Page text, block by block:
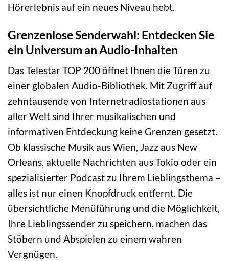
Hörerlebnis auf ein neues Niveau hebt.
Grenzenlose Senderwahl: Entdecken Sie
ein Universum an Audio-Inhalten
Das Telestar TOP 200 öffnet Ihnen die Türen zu
einer globalen Audio-Bibliothek. Mit Zugriff auf
zehntausende von Internetradiostationen aus
aller Welt sind Ihrer musikalischen und
informativen Entdeckung keine Grenzen gesetzt.
Ob klassische Musik aus Wien, Jazz aus New
Orleans, aktuelle Nachrichten aus Tokio oder ein
spezialisierter Podcast zu Ihrem Lieblingsthema –
alles ist nur einen Knopfdruck entfernt. Die
übersichtliche Menüführung und die Möglichkeit,
Ihre Lieblingssender zu speichern, machen das
Stöbern und Abspielen zu einem wahren
Vergnügen.